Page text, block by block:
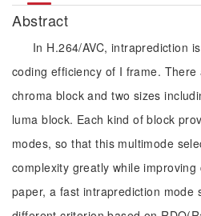
Abstract
In H.264/AVC, intraprediction
coding efficiency of I frame.
chroma block and two sizes
luma block. Each kind of block
modes, so that this multimode
complexity greatly while
paper, a fast intraprediction mode